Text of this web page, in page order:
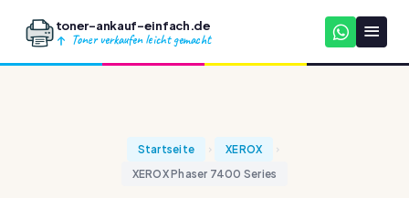
toner-ankauf-einfach.de
Toner verkaufen leicht gemacht
Startseite
XEROX
XEROX Phaser 7400 Series